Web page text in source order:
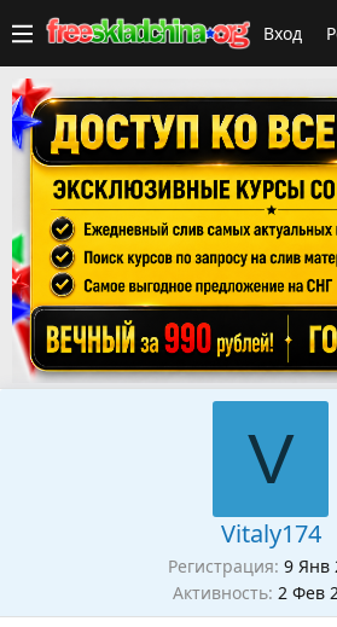
Вход
V
Vitaly174
Регистрация 9 Янв
Активность 2 Фев